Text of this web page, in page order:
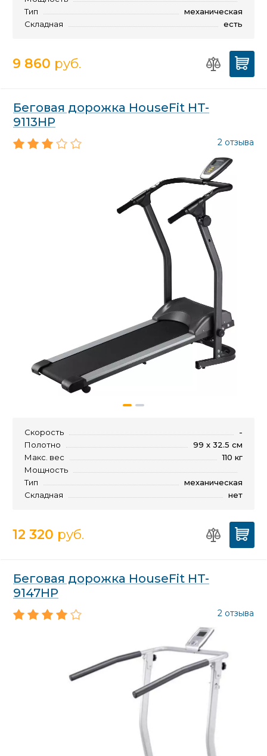
Тип
механическая
Складная
есть
9 860 руб.
Беговая дорожка HouseFit HT-
9113HP
2 отзыва
Скорость
-
Полотно
99 х 32.5 см
Макс. вес
110 кг
Мощность
Тип
механическая
Складная
нет
12 320 руб.
Беговая дорожка HouseFit HT-
9147HP
2 отзыва